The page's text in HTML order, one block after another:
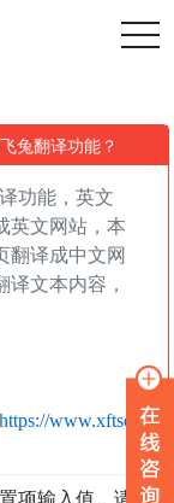
兔翻译功能？
功能，英文
英文网站，本
翻译成中文网
文本内容，
https://www.xftsoft.
项输入值，请